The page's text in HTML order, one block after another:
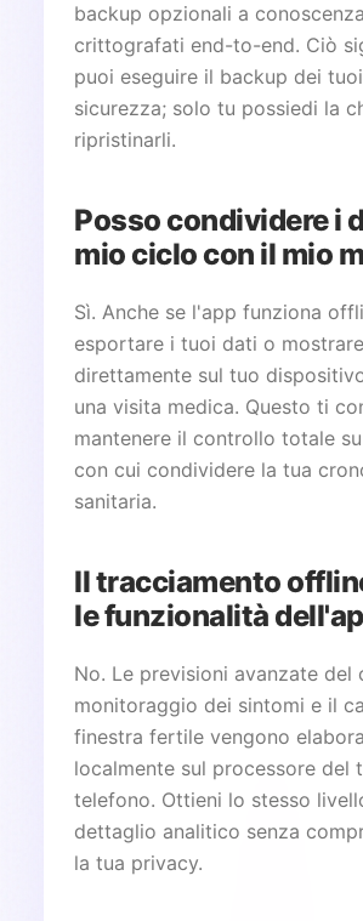
backup opzionali a
crittografati end-to-end. Ciò
puoi eseguire il backup dei
sicurezza; solo tu possiedi la
ripristinarli.
Posso condividere i
mio ciclo con il mio
Sì. Anche se l'app funziona
esportare i tuoi dati o
direttamente sul tuo
una visita medica. Questo ti
mantenere il controllo totale
con cui condividere la tua
sanitaria.
Il tracciamento
le funzionalità
No. Le previsioni avanzate del
monitoraggio dei sintomi e il
finestra fertile vengono
localmente sul processore del
telefono. Ottieni lo stesso
dettaglio analitico senza
la tua privacy.